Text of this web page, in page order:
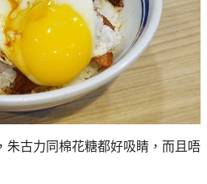
朱古力同棉花糖都好吸睛，而且唔